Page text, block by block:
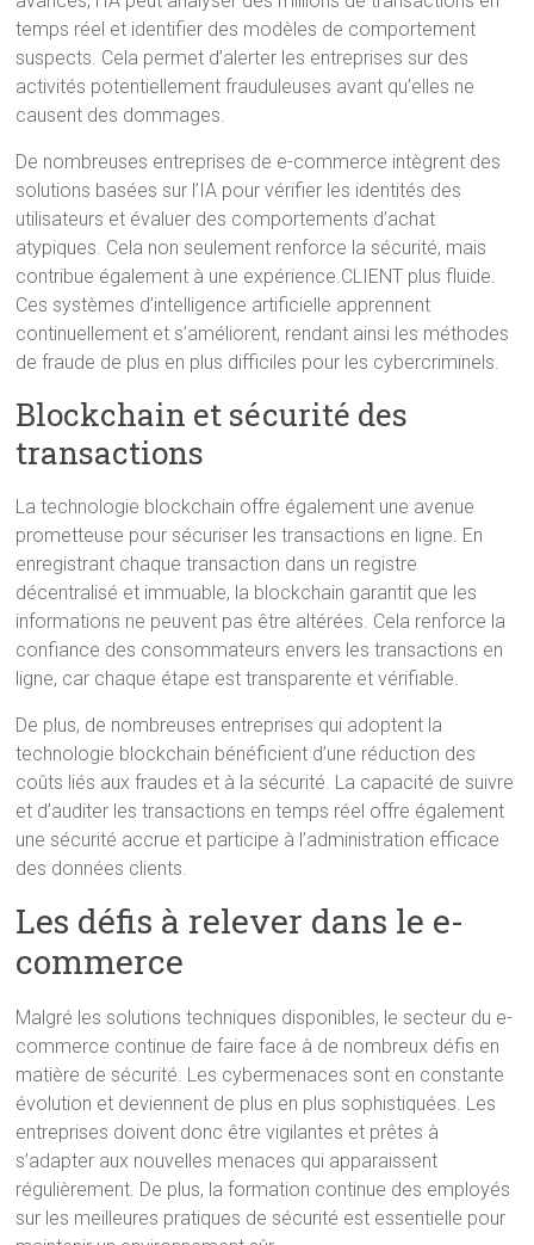
temps réel et identifier des modèles de comportement
suspects. Cela permet d’alerter les entreprises sur des
activités potentiellement frauduleuses avant qu’elles ne
causent des dommages.
De nombreuses entreprises de e-commerce intègrent des
solutions basées sur l’IA pour vérifier les identités des
utilisateurs et évaluer des comportements d’achat
atypiques. Cela non seulement renforce la sécurité, mais
contribue également à une expérience.CLIENT plus fluide.
Ces systèmes d’intelligence artificielle apprennent
continuellement et s’améliorent, rendant ainsi les méthodes
de fraude de plus en plus difficiles pour les cybercriminels.
Blockchain et sécurité des
transactions
La technologie blockchain offre également une avenue
prometteuse pour sécuriser les transactions en ligne. En
enregistrant chaque transaction dans un registre
décentralisé et immuable, la blockchain garantit que les
informations ne peuvent pas être altérées. Cela renforce la
confiance des consommateurs envers les transactions en
ligne, car chaque étape est transparente et vérifiable.
De plus, de nombreuses entreprises qui adoptent la
technologie blockchain bénéficient d’une réduction des
coûts liés aux fraudes et à la sécurité. La capacité de suivre
et d’auditer les transactions en temps réel offre également
une sécurité accrue et participe à l’administration efficace
des données clients.
Les défis à relever dans le e-
commerce
Malgré les solutions techniques disponibles, le secteur du e-
commerce continue de faire face à de nombreux défis en
matière de sécurité. Les cybermenaces sont en constante
évolution et deviennent de plus en plus sophistiquées. Les
entreprises doivent donc être vigilantes et prêtes à
s’adapter aux nouvelles menaces qui apparaissent
régulièrement. De plus, la formation continue des employés
sur les meilleures pratiques de sécurité est essentielle pour